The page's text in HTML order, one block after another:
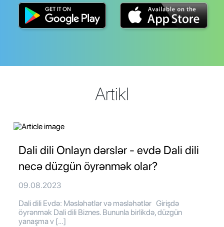
Artikl
Dali dili Onlayn dərslər - evdə Dali dili
necə düzgün öyrənmək olar?
09.08.2023
Dali dili Evdə: Məsləhətlər və məsləhətlər Girişdə
öyrənmək Dali dili Biznes. Bununla birlikdə, düzgün
yanaşma v […]